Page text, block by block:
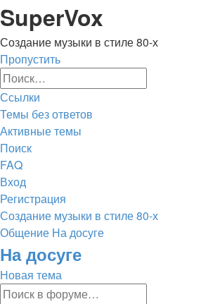
Регистрация
SuperVox
Создание музыки в стиле 80-х
Пропустить
Ссылки
Темы без ответов
Активные темы
Поиск
FAQ
Вход
Регистрация
Создание музыки в стиле 80-х
Общение На досуге
Поиск
На досуге
Новая
тема
Новая тема